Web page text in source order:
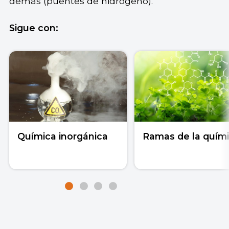
Sigue con:
Química inorgánica Ramas de la